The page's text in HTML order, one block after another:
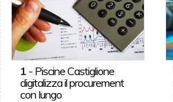
1- Piscine Castiglione
digitalizza il procurement
con Iungo